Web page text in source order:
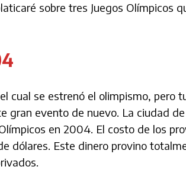
sobre tres Juegos Olímpicos
cual se estrenó el olimpismo, pero
gran evento de nuevo. La ciudad
en 2004. El costo de los
dólares. Este dinero provino